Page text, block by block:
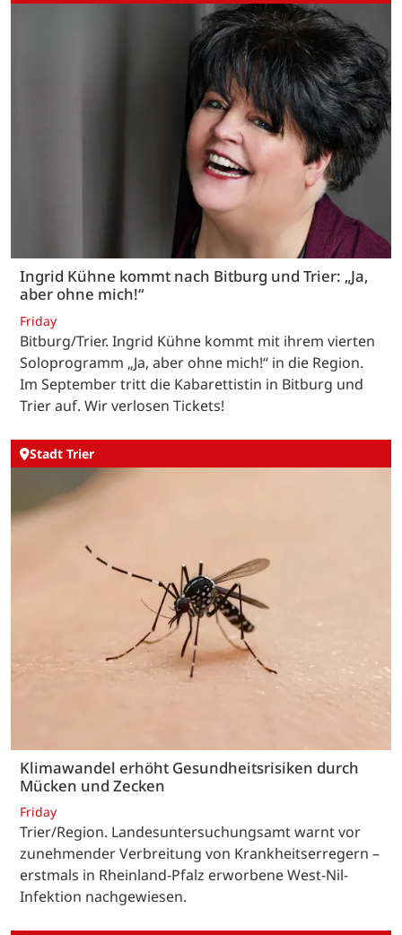
Ingrid Kühne kommt nach Bitburg und Trier: „Ja,
aber ohne mich!“
Friday
Bitburg/Trier. Ingrid Kühne kommt mit ihrem vierten
Soloprogramm „Ja, aber ohne mich!“ in die Region.
Im September tritt die Kabarettistin in Bitburg und
Trier auf. Wir verlosen Tickets!
Stadt Trier
Klimawandel erhöht Gesundheitsrisiken durch
Mücken und Zecken
Friday
Trier/Region. Landesuntersuchungsamt warnt vor
zunehmender Verbreitung von Krankheitserregern –
erstmals in Rheinland-Pfalz erworbene West-Nil-
Infektion nachgewiesen.